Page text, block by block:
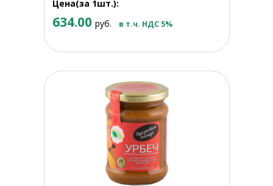
Цена(за 1шт.):
634.00 руб. в т.ч. НДС 5%